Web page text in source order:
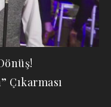
Çıkarması